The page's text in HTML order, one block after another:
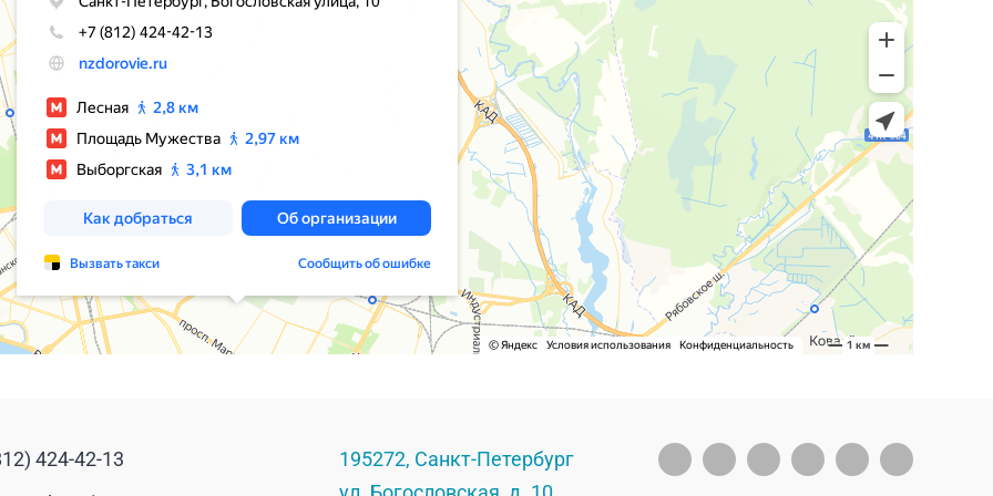
424-42-13
195272, Санкт-Петербург